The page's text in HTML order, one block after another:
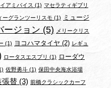
アミバイス (1) マセラティギブリ
ーグランツーリスモ (1)
ミュージ
ージョン (5) メリークリス
(1) ヨコハマタイヤ (2) レギュ
ロータスエスプリ (1) ローダウ
佐野勇斗 (1) 保田中央海水浴場
張替 (3) 前橋クラシックカーフ